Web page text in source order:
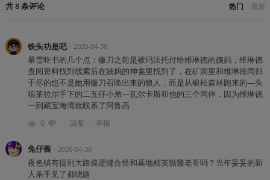
共8条评论 热门 最新
铁头功是吧・ 2020-04-30
暴雪吃书的几个点：镰刀之前是被玛法托付给维琳德的姨妈，维琳德
查阅资料找到线索后在姨妈的神龛里找到了，在矿洞里和维琳德同归
于尽的也不是她用镰刀召唤出来的狼人，而是从银松森林跑来的—头
狼莱拉尔手下的二五仔小弟—瓦尔卡斯和他的三个同伴，因为维琳德
一到藏宝海湾就联系了阿鲁高
0 回复 ・ 举报
兔仔酱・ 2020-04-30
夜色镇有提到大路巡逻缝合怪和墓地精英骷髅老哥吗？当年妥妥的新
人杀手见了都绕路